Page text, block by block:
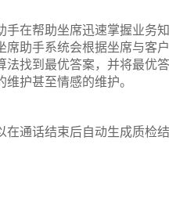
手在帮助坐席迅速掌握业务
席助手系统会根据坐席与客
法找到最优答案，并将最优
护甚至情感的维护。
在通话结束后自动生成质检